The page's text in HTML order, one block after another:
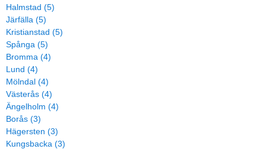
Halmstad (5)
Järfälla (5)
Kristianstad (5)
Spånga (5)
Bromma (4)
Lund (4)
Mölndal (4)
Västerås (4)
Ängelholm (4)
Borås (3)
Hägersten (3)
Kungsbacka (3)